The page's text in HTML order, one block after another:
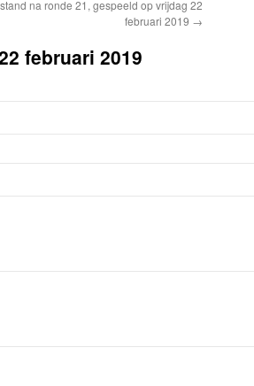
na ronde 21, gespeeld op vrijdag 22
februari 2019 →
februari 2019